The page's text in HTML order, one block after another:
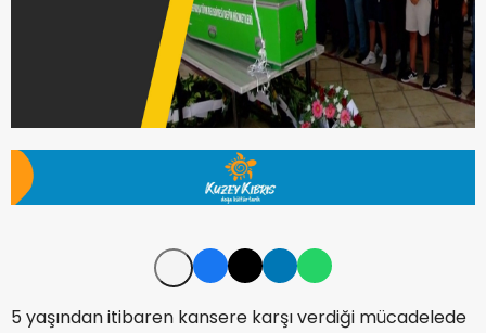
5 yaşından itibaren kansere karşı verdiği mücadelede